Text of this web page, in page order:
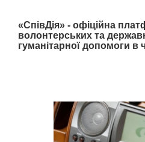
«СпівДія» - офіційна
волонтерських та
гуманітарної допомоги в